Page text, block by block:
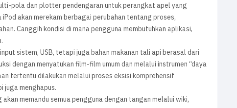
pola dan plotter pendengaran untuk perangkat apel yang
akan merekam berbagai perubahan tentang proses,
Canggih kondisi di mana pengguna membutuhkan aplikasi,
sistem, USB, tetapi juga bahan makanan tali api berasal dari
dengan menyatukan film-film umum dan melalui instrumen “daya
tertentu dilakukan melalui proses eksisi komprehensif
juga menghapus.
memandu semua pengguna dengan tangan melalui wiki,